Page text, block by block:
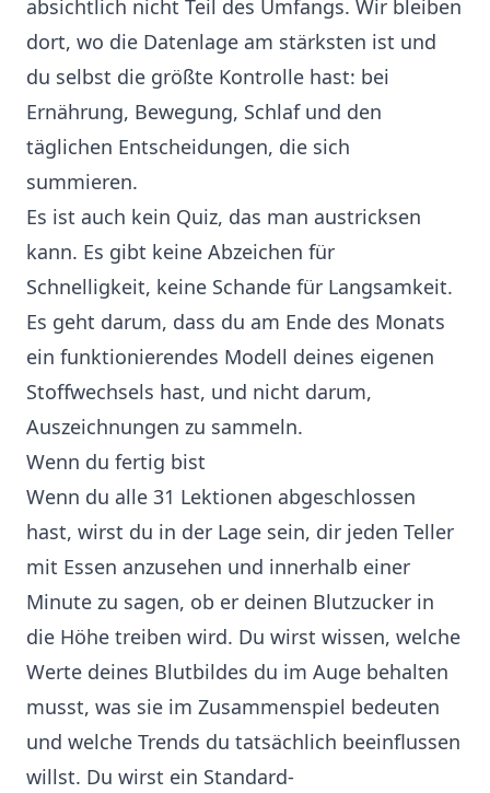
absichtlich nicht Teil des Umfangs. Wir bleiben
dort, wo die Datenlage am stärksten ist und
du selbst die größte Kontrolle hast: bei
Ernährung, Bewegung, Schlaf und den
täglichen Entscheidungen, die sich
summieren.
Es ist auch kein Quiz, das man austricksen
kann. Es gibt keine Abzeichen für
Schnelligkeit, keine Schande für Langsamkeit.
Es geht darum, dass du am Ende des Monats
ein funktionierendes Modell deines eigenen
Stoffwechsels hast, und nicht darum,
Auszeichnungen zu sammeln.
Wenn du fertig bist
Wenn du alle 31 Lektionen abgeschlossen
hast, wirst du in der Lage sein, dir jeden Teller
mit Essen anzusehen und innerhalb einer
Minute zu sagen, ob er deinen Blutzucker in
die Höhe treiben wird. Du wirst wissen, welche
Werte deines Blutbildes du im Auge behalten
musst, was sie im Zusammenspiel bedeuten
und welche Trends du tatsächlich beeinflussen
willst. Du wirst ein Standard-